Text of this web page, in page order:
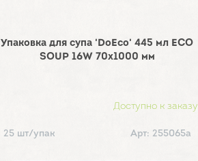
Упаковка для супа 'DoEco' 445 мл ECO
SOUP 16W 70х1000 мм
Доступно к заказу
25 шт/упак Арт: 255065а